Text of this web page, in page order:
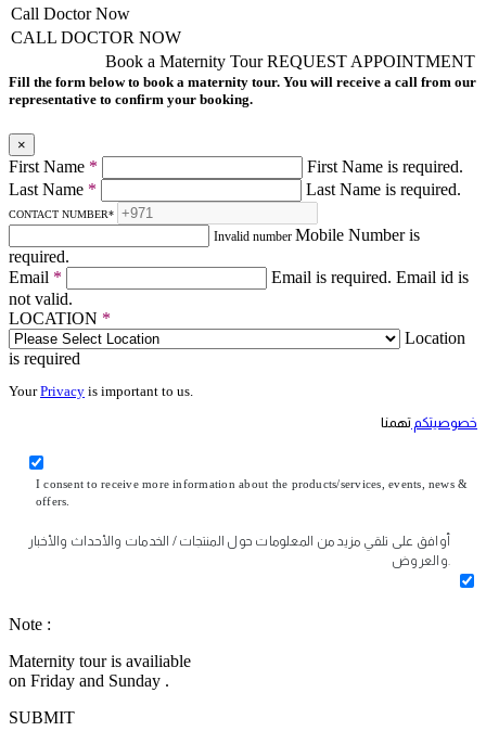
Call Doctor Now
CALL DOCTOR NOW
REQUEST APPOINTMENT
Book a Maternity Tour
Fill the form below to book a maternity tour. You will receive a call from our
representative to confirm your booking.
×
First Name *
First Name is required.
Last Name * Last Name is required.
CONTACT NUMBER*
Invalid number Mobile Number is
required.
Email * Email is required. Email id is
not valid.
LOCATION *
Location
is required
YourPrivacy is important to us.
خصوصيتكم تهمنا
I consent to receive more information about the products/services, events, news &
offers.
أوافق على تلقي مزيد من المعلومات حول المنتجات / الخدمات والأحداث والأخبار
Note :
Maternity tour is availiable
on Friday and Sunday .
SUBMIT